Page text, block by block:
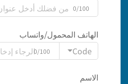
0/100
الهاتف المحمول/واتساب
Code
0/100
الاسم